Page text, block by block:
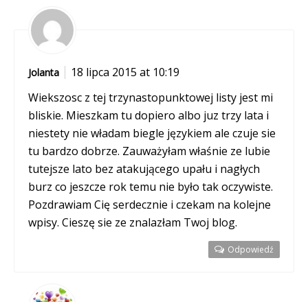
Jolanta
18 lipca 2015 at 10:19
Wiekszosc z tej trzynastopunktowej listy jest mi
bliskie. Mieszkam tu dopiero albo juz trzy lata i
niestety nie władam biegle językiem ale czuje sie
tu bardzo dobrze. Zauważyłam właśnie ze lubie
tutejsze lato bez atakującego upału i nagłych
burz co jeszcze rok temu nie było tak oczywiste.
Pozdrawiam Cię serdecznie i czekam na kolejne
wpisy. Cieszę sie ze znalazłam Twoj blog.
Odpowiedź